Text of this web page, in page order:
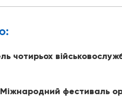
чотирьох
фестиваль